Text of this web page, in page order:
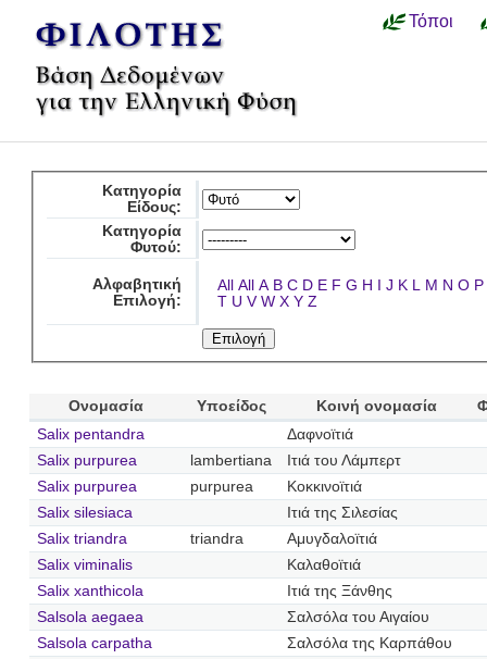
Τόποι
Κατηγορία
Είδους:
Κατηγορία
Φυτού:
Αλφαβητική
Επιλογή:
All All A B C D E F G H I J K L M N O P
T U V W X Y Z
Ονομασία Υποείδος Κοινή ονομασία
Salix pentandra
Δαφνοϊτιά
Salix purpurea
lambertiana
Ιτιά του Λάμπερτ
Salix purpurea
purpurea
Κοκκινοϊτιά
Salix silesiaca
Ιτιά της Σιλεσίας
Salix triandra
triandra
Αμυγδαλοϊτιά
Salix viminalis
Καλαθοϊτιά
Salix xanthicola
Ιτιά της Ξάνθης
Salsola aegaea
Σαλσόλα του Αιγαίου
Salsola carpatha
Σαλσόλα της Καρπάθου